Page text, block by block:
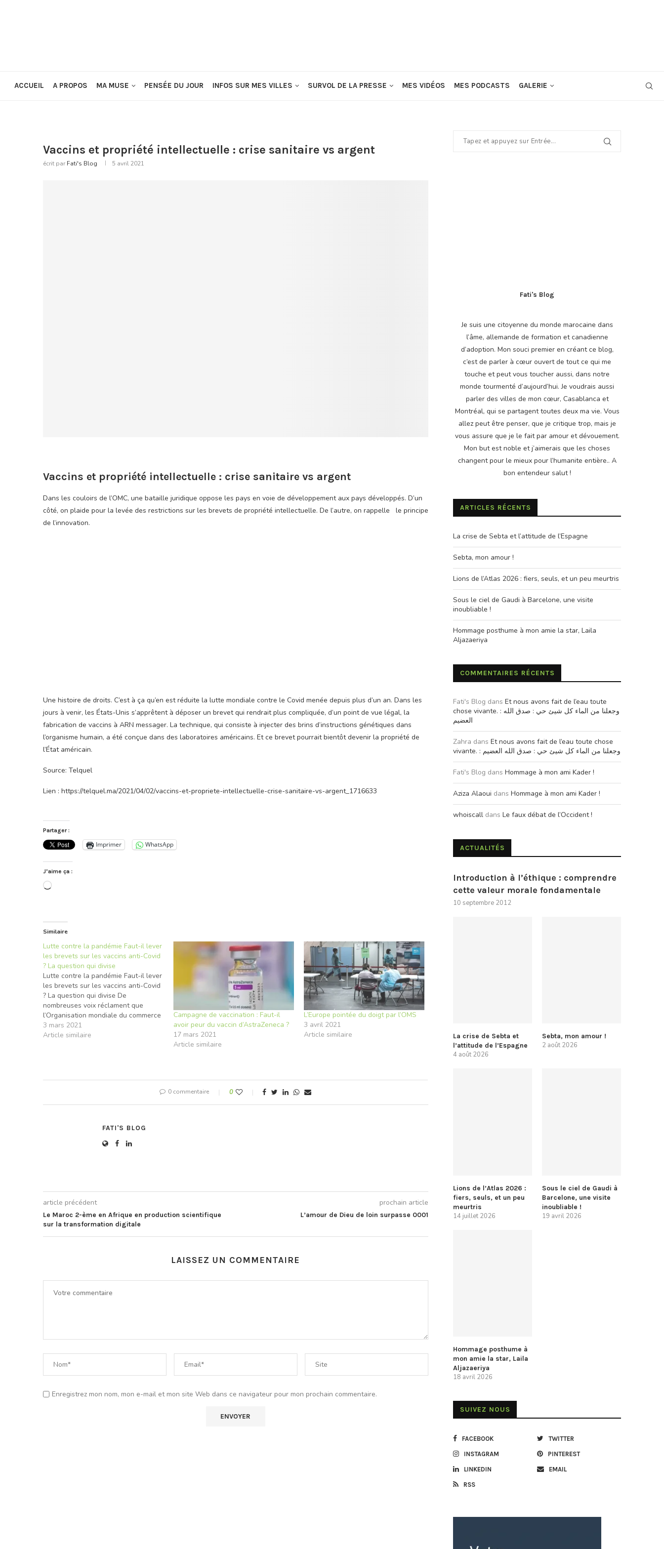
ACCUEIL A PROPOS MA MUSE PENSÉE DU JOUR INFOS SUR MES VILLES SURVOL DE LA PRESSE MES VIDÉOS MES PODCASTS GALERIE
Vaccins et propriété intellectuelle : crise sanitaire vs argent
écrit par Fati's Blog 5 avril 2021
Vaccins et propriété intellectuelle : crise sanitaire vs argent
Dans les couloirs de l’OMC, une bataille juridique oppose les pays en voie de développement aux pays développés. D’un
côté, on plaide pour la levée des restrictions sur les brevets de propriété intellectuelle. De l’autre, on rappelle le principe
de l’innovation.
Une histoire de droits. C’est à ça qu’en est réduite la lutte mondiale contre le Covid menée depuis plus d’un an. Dans les
jours à venir, les États-Unis s’apprêtent à déposer un brevet qui rendrait plus compliquée, d’un point de vue légal, la
fabrication de vaccins à ARN messager. La technique, qui consiste à injecter des brins d’instructions génétiques dans
l’organisme humain, a été conçue dans des laboratoires américains. Et ce brevet pourrait bientôt devenir la propriété de
l’État américain.
Source: Telquel
Lien : https://telquel.ma/2021/04/02/vaccins-et-propriete-intellectuelle-crise-sanitaire-vs-argent_1716633
Partager :
Imprimer WhatsApp
J’aime ça :
Chargement…
Similaire
Lutte contre la pandémie Faut-il lever
les brevets sur les vaccins anti-Covid
? La question qui divise
Lutte contre la pandémie Faut-il lever
les brevets sur les vaccins anti-Covid
? La question qui divise De
nombreuses voix réclament que
l’Organisation mondiale du commerce
(OMC) lève les protections des
brevets sur les vaccins anti-Covid
3 mars 2021
Article similaire
Campagne de vaccination : Faut-il
avoir peur du vaccin d’AstraZeneca ?
17 mars 2021
Article similaire
L’Europe pointée du doigt par l’OMS
3 avril 2021
Article similaire
0 commentaire 0
FATI'S BLOG
article précédent
Le Maroc 2-ème en Afrique en production scientifique
sur la transformation digitale
prochain article
L’amour de Dieu de loin surpasse 0001
LAISSEZ UN COMMENTAIRE
Enregistrez mon nom, mon e-mail et mon site Web dans ce navigateur pour mon prochain commentaire.
Fati's Blog
Je suis une citoyenne du monde marocaine dans
l’âme, allemande de formation et canadienne
d’adoption. Mon souci premier en créant ce blog,
c’est de parler à cœur ouvert de tout ce qui me
touche et peut vous toucher aussi, dans notre
monde tourmenté d’aujourd’hui. Je voudrais aussi
parler des villes de mon cœur, Casablanca et
Montréal, qui se partagent toutes deux ma vie. Vous
allez peut être penser, que je critique trop, mais je
vous assure que je le fait par amour et dévouement.
Mon but est noble et j’aimerais que les choses
changent pour le mieux pour l’humanite entière.. A
bon entendeur salut !
ARTICLES RÉCENTS
La crise de Sebta et l’attitude de l’Espagne
Sebta, mon amour !
Lions de l’Atlas 2026 : fiers, seuls, et un peu meurtris
Sous le ciel de Gaudi à Barcelone, une visite
inoubliable !
Hommage posthume à mon amie la star, Laila
Aljazaeriya
COMMENTAIRES RÉCENTS
Fati's Blog dans Et nous avons fait de l’eau toute
chose vivante. : وجعلنا من الماء كل شيئ حي : صدق الله
العضيم
Zahra dans Et nous avons fait de l’eau toute chose
vivante. : وجعلنا من الماء كل شيئ حي : صدق الله العضيم
Fati's Blog dans Hommage à mon ami Kader !
Aziza Alaoui dans Hommage à mon ami Kader !
whoiscall dans Le faux débat de l’Occident !
ACTUALITÉS
Introduction à l’éthique : comprendre
cette valeur morale fondamentale
10 septembre 2012
La crise de Sebta et
l’attitude de l’Espagne
4 août 2026
Sebta, mon amour !
2 août 2026
Lions de l’Atlas 2026 :
fiers, seuls, et un peu
meurtris
14 juillet 2026
Sous le ciel de Gaudi à
Barcelone, une visite
inoubliable !
19 avril 2026
Hommage posthume à
mon amie la star, Laila
Aljazaeriya
18 avril 2026
SUIVEZ NOUS
FACEBOOK TWITTER
INSTAGRAM PINTEREST
LINKEDIN EMAIL
RSS